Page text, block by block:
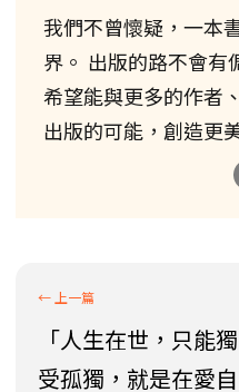
我們不曾懷疑，一本
界。 出版的路不會有
希望能與更多的作者
出版的可能，創造更
「人生在世，只能
受孤獨，就是在愛